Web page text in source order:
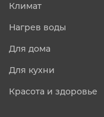
Климат
Нагрев воды
Для дома
Для кухни
Красота и здоровье